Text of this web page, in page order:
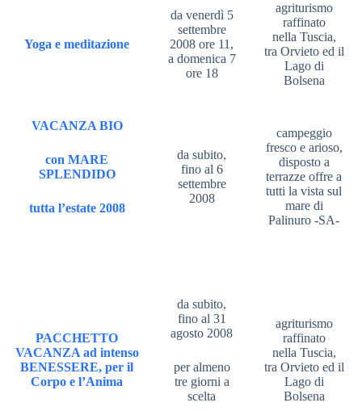
Yoga e meditazione
da venerdì 5
settembre
2008 ore 11,
a domenica 7
ore 18
agriturismo
raffinato
nella Tuscia,
tra Orvieto ed il
Lago di
Bolsena
VACANZA BIO
con MARE
SPLENDIDO
tutta l’estate 2008
da subito,
fino al 6
settembre
2008
campeggio
fresco e arioso,
disposto a
terrazze offre a
tutti la vista sul
mare di
Palinuro -SA-
PACCHETTO
VACANZA ad intenso
BENESSERE, per il
Corpo e l’Anima
da subito,
fino al 31
agosto 2008
per almeno
tre giorni a
scelta
agriturismo
raffinato
nella Tuscia,
tra Orvieto ed il
Lago di
Bolsena